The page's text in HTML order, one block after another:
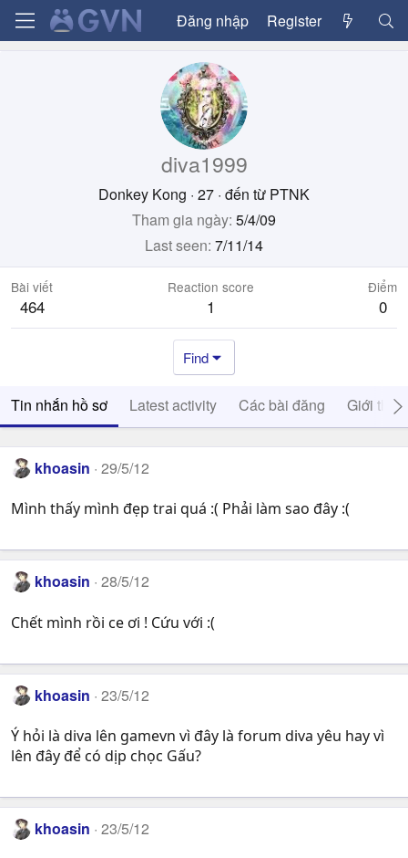
Đăng nhập Register
diva1999
Donkey Kong · 27 · đến từ PTNK
Tham gia ngày 5/4/09
Last seen 7/11/14
Bài viết
464
Reaction score
1
Điểm
0
Find
Tin nhắn hồ sơ Latest activity Các bài đăng Giới thiệu
khoasin 29/5/12
Mình thấy mình đẹp trai quá :( Phải làm sao đây :(
khoasin 28/5/12
Chết mình rồi ce ơi ! Cứu với :(
khoasin 23/5/12
Ý hỏi là diva lên gamevn vì đây là forum diva yêu hay vì
lên đây để có dịp chọc Gấu?
khoasin 23/5/12